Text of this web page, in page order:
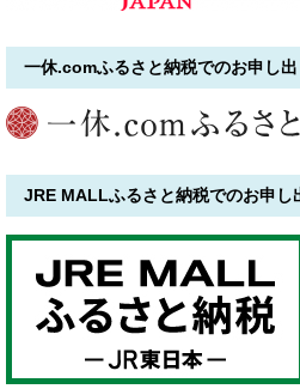
一休.comふるさと納税でのお申し出
JRE MALLふるさと納税でのお申し